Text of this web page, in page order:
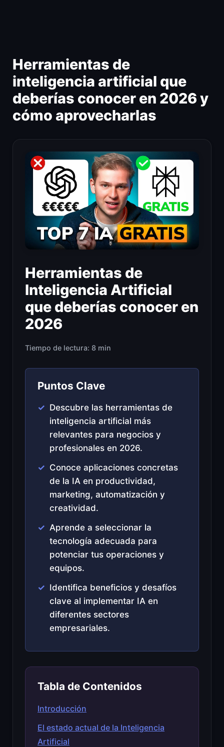
Herramientas de
inteligencia artificial que
deberías conocer en 2026 y
cómo aprovecharlas
Herramientas de
Inteligencia Artificial
que deberías conocer en
2026
Tiempo de lectura: 8 min
Puntos Clave
Descubre las herramientas de
inteligencia artificial más
relevantes para negocios y
profesionales en 2026.
Conoce aplicaciones concretas
de la IA en productividad,
marketing, automatización y
creatividad.
Aprende a seleccionar la
tecnología adecuada para
potenciar tus operaciones y
equipos.
Identifica beneficios y desafíos
clave al implementar IA en
diferentes sectores
empresariales.
Tabla de Contenidos
Introducción
El estado actual de la Inteligencia
Artificial